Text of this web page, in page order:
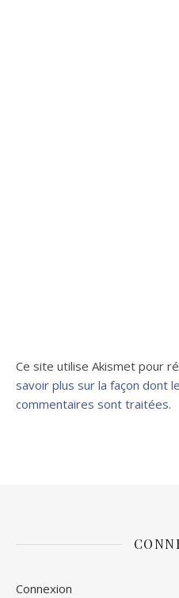
Ce site utilise Akismet pour
savoir plus sur la façon dont
commentaires sont traitées.
Connexion